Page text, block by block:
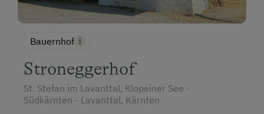
Bauernhof
Stroneggerhof
St. Stefan im Lavanttal, Klopeiner See -
Südkärnten - Lavanttal, Kärnten